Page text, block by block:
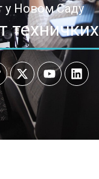
у Новом Саду